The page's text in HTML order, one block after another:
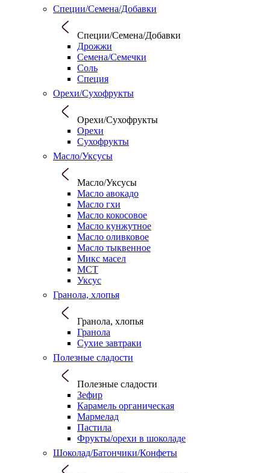
Специи/Семена/Добавки
Специи/Семена/Добавки
Дрожжи
Семена/Семечки
Соль
Специя
Орехи/Сухофрукты
Орехи/Сухофрукты
Орехи
Сухофрукты
Масло/Уксусы
Масло/Уксусы
Масло авокадо
Масло гхи
Масло кокосовое
Масло кунжутное
Масло оливковое
Масло тыквенное
Микс масел
МСТ
Уксус
Гранола, хлопья
Гранола, хлопья
Гранола
Сухие завтраки
Полезные сладости
Полезные сладости
Зефир
Карамель органическая
Мармелад
Пастила
Фрукты/орехи в шоколаде
Шоколад/Батончики/Конфеты